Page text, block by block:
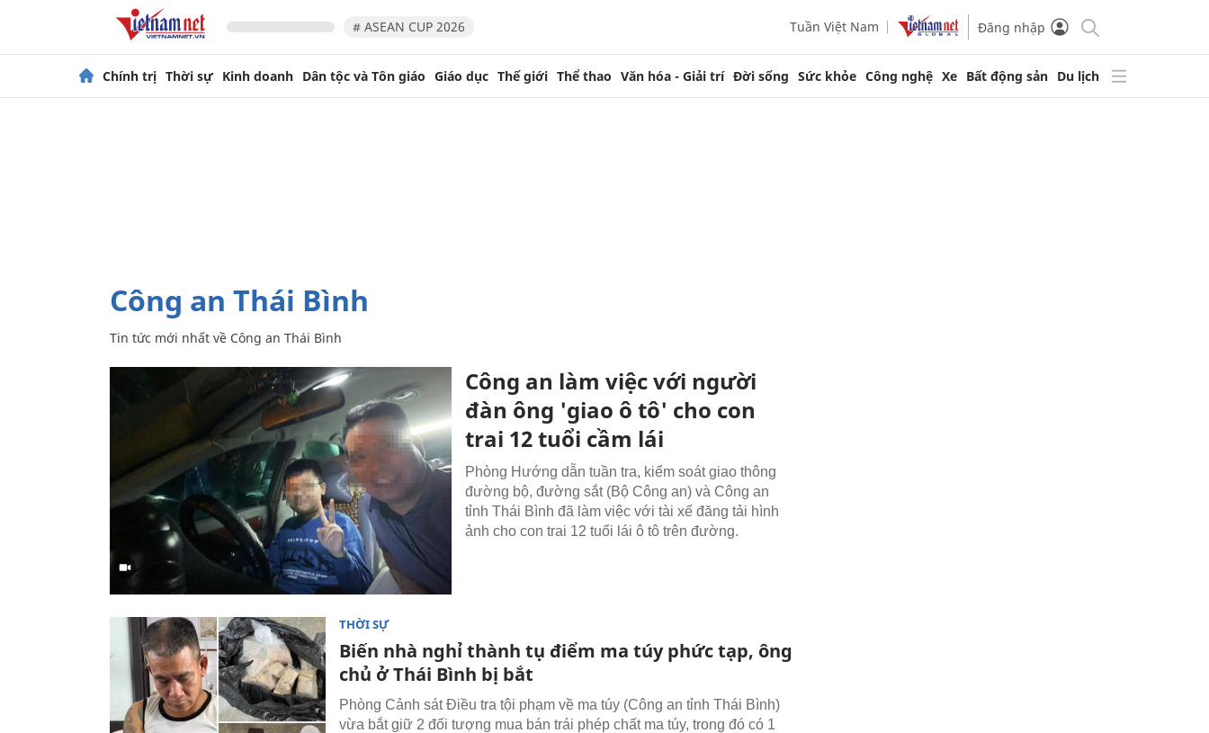
# ASEAN CUP 2026 Tuần Việt Nam Đăng nhập
Chính trị Thời sự Kinh doanh Dân tộc và Tôn giáo Giáo dục Thế giới Thể thao Văn hóa - Giải trí Đời sống Sức khỏe Công nghệ Xe Bất động sản Du lịch
Công an Thái Bình
Tin tức mới nhất về Công an Thái Bình
Công an làm việc với người
đàn ông 'giao ô tô' cho con
trai 12 tuổi cầm lái
Phòng Hướng dẫn tuần tra, kiểm soát giao thông
đường bộ, đường sắt (Bộ Công an) và Công an
tỉnh Thái Bình đã làm việc với tài xế đăng tải hình
ảnh cho con trai 12 tuổi lái ô tô trên đường.
THỜI SỰ
Biến nhà nghỉ thành tụ điểm ma túy phức tạp, ông
chủ ở Thái Bình bị bắt
Phòng Cảnh sát Điều tra tội phạm về ma túy (Công an tỉnh Thái Bình)
vừa bắt giữ 2 đối tượng mua bán trái phép chất ma túy, trong đó có 1